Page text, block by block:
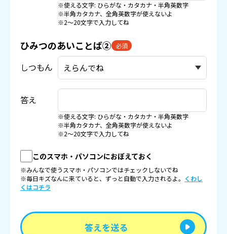
※使える文字: ひらがな・カタカナ・半角英数字
※半角カタカナ、全角英数字が使えないよ
※2〜20文字で入力してね
ひみつのあいことば② 必須
しつもん
答え
※使える文字: ひらがな・カタカナ・半角英数字
※半角カタカナ、全角英数字が使えないよ
※2〜20文字で入力してね
このスマホ・パソコンにおぼえておく
※みんなで使うスマホ・パソコンではチェックしないでね
※毎日キズなんに来ていると、ずっと自動で入力されるよ。 くわし
くはコチラ
答えを送る